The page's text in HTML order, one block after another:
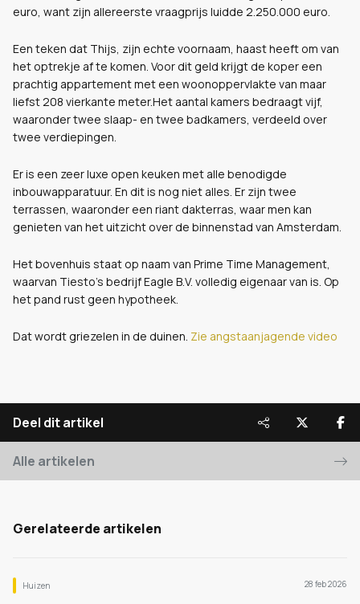
euro, want zijn allereerste vraagprijs luidde 2.250.000 euro.
Een teken dat Thijs, zijn echte voornaam, haast heeft om van
het optrekje af te komen. Voor dit geld krijgt de koper een
prachtig appartement met een woonoppervlakte van maar
liefst 208 vierkante meter.Het aantal kamers bedraagt vijf,
waaronder twee slaap- en twee badkamers, verdeeld over
twee verdiepingen.
Er is een zeer luxe open keuken met alle benodigde
inbouwapparatuur. En dit is nog niet alles. Er zijn twee
terrassen, waaronder een riant dakterras, waar men kan
genieten van het uitzicht over de binnenstad van Amsterdam.
Het bovenhuis staat op naam van Prime Time Management,
waarvan Tiesto's bedrijf Eagle B.V. volledig eigenaar van is. Op
het pand rust geen hypotheek.
Dat wordt griezelen in de duinen. Zie angstaanjagende video
Deel dit artikel
Alle artikelen
Gerelateerde artikelen
Huizen 28 feb 2026